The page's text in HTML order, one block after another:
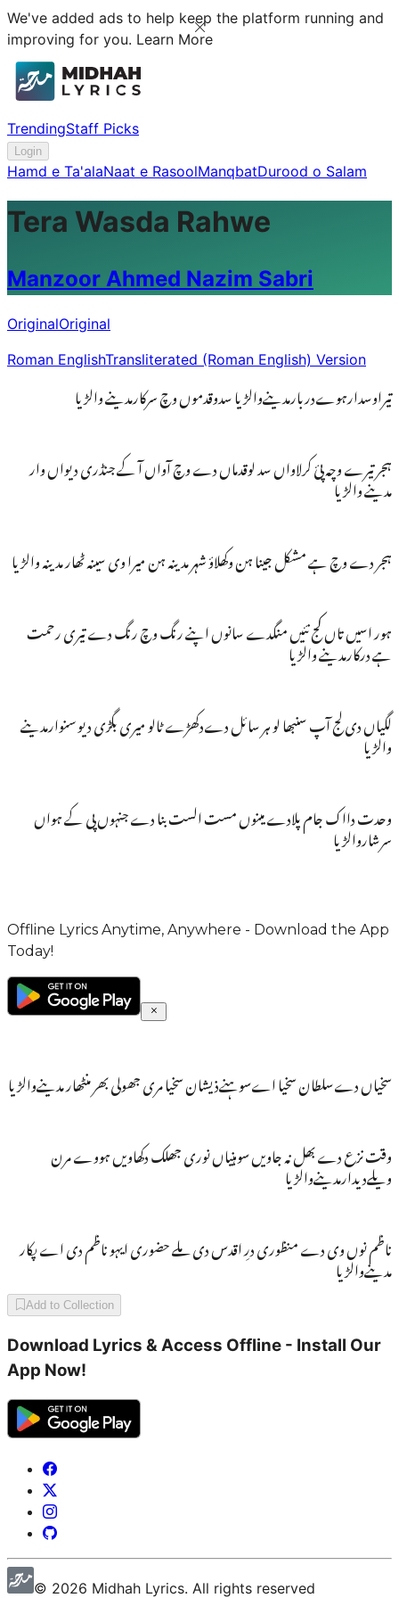
We've added ads to help keep the platform running and
improving for you. Learn More
TrendingStaff Picks
Login
Hamd e Ta'alaNaat e RasoolManqbatDurood o Salam
Tera Wasda Rahwe
Manzoor Ahmed Nazim Sabri
OriginalOriginal
Roman EnglishTransliterated (Roman English) Version
تیراوسدارہوےدربارمدینےوالڑیا سدوقدموں وچ سرکارمدینے والڑیا
ہجر تیرے وچہ پئ کرلاواں سد لوقدماں دے وچ آواں آ کے جنڈری دیواں وار
مدینے والڑیا
ہجر دے وچ ہے مشکل جینا ہن وکھلاؤ شہر مدینہ ہن میرا وی سینہ ٹھار مدینہ والڑیا
ہور اسیں تاں کج نئیں منگدے سانوں اپنے رنگ وچ رنگ دے تیری رحمت
ہے درکارمدینے والڑیا
لگیاں دی لج آپ سنبھا لو ہر سائل دےدکھڑے ٹالو میری بگڑی دیو سنوارمدینے
والڑیا
وحدت دااک جام پلادے مینوں مست الست بنا دے جنہوں پی کے ہواں
سرشاروالڑیا
Offline Lyrics Anytime, Anywhere - Download the App
Today!
سخیاں دےسلطان سخیا اےسوہنےذیشان سخیا مری جھولی بھر منٹھار مدینےوالڑیا
وقت نزع دے بھل نہ جاویں سوہنیاں نوری جھلک دکھاویں ہووے مرن
ویلےدیدارمدینےوالڑیا
ناظم نوں وی دے منظوری درِ اقدس دی ملے حضوری ایہو ناظم دی اے پکار
مدینےوالڑیا
Add to Collection
Download Lyrics & Access Offline - Install Our
App Now!
© 2026 Midhah Lyrics. All rights reserved